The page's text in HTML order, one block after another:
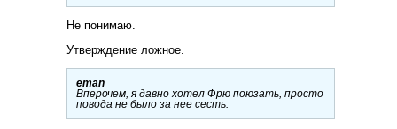
Не понимаю.
Утверждение ложное.
eman
Вперочем, я давно хотел Фрю поюзать, просто
повода не было за нее сесть.